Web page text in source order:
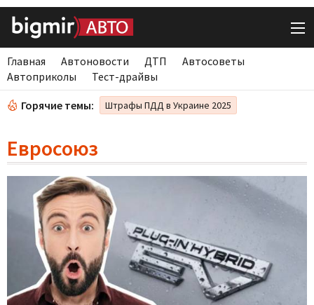
Главная Автоновости ДТП
Автосоветы
Автоприколы
Тест-драйвы
Горячие темы: Штрафы ПДД в Украине 2025
Евросоюз